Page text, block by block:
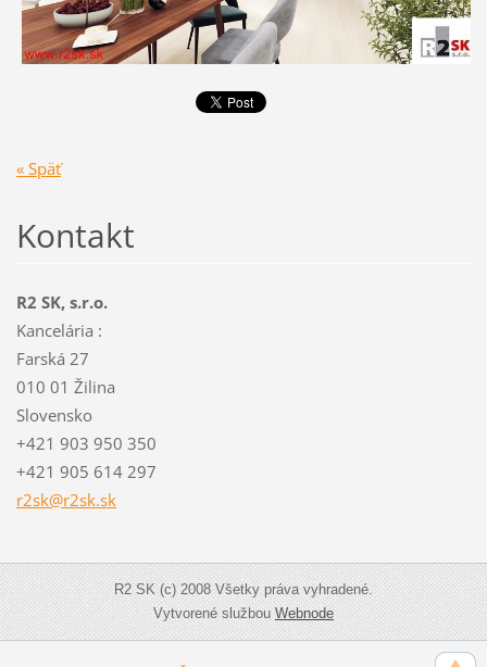
« Späť
Kontakt
R2 SK, s.r.o.
Kancelária :
Farská 27
010 01 Žilina
Slovensko
+421 903 950 350
+421 905 614 297
r2sk@r2sk.sk
R2 SK (c) 2008 Všetky práva vyhradené.
Vytvorené službouWebnode